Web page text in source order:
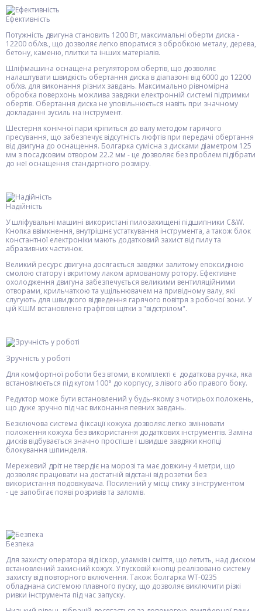
Ефективність
Потужність двигуна становить 1200 Вт, максимальні оберти диска -
12200 об/хв., що дозволяє легко впоратися з обробкою металу, дерева,
бетону, каменю, плитки та інших матеріалів.
Шліфмашина оснащена регулятором обертів, що дозволяє
налаштувати швидкість обертання диска в діапазоні від 6000 до 12200
об/хв. для виконання різних завдань. Максимально рівномірна
обробка поверхонь можлива завдяки електронній системі підтримки
обертів. Обертання диска не уповільнюється навіть при значному
докладанні зусиль на інструмент.
Шестерня конічної пари кріпиться до валу методом гарячого
пресування, що забезпечує відсутність люфтів при передачі обертання
від двигуна до оснащення. Болгарка сумісна з дисками діаметром 125
мм з посадковим отвором 22.2 мм - це дозволяє без проблем підібрати
до неї оснащення стандартного розміру.
Надійність
У шліфувальні машині використані пилозахищені підшипники C&W.
Кнопка ввімкнення, внутрішнє устаткування інструмента, а також блок
константної електроніки мають додатковий захист від пилу та
абразивних частинок.
Великий ресурс двигуна досягається завдяки залитому епоксидною
смолою статору і вкритому лаком армованому ротору. Ефективне
охолодження двигуна забезпечується великими вентиляційними
отворами, крильчаткою та ущільнювачем на привідному валу, які
слугують для швидкого відведення гарячого повітря з робочої зони. У
цій КШМ встановлено графітові щітки з "відстрілом".
Зручність у роботі
Для комфортної роботи без втоми, в комплекті є додаткова ручка, яка
встановлюється під кутом 100° до корпусу, з лівого або правого боку.
Редуктор може бути встановлений у будь-якому з чотирьох положень,
що дуже зручно під час виконання певних завдань.
Безключова система фіксації кожуха дозволяє легко змінювати
положення кожуха без використання додаткових інструментів. Заміна
дисків відбувається значно простіше і швидше завдяки кнопці
блокування шпинделя.
Мережевий дріт не твердіє на морозі та має довжину 4 метри, що
дозволяє працювати на достатній відстані від розетки без
використання подовжувача. Посилений у місці стику з інструментом
- це запобігає появі розривів та заломів.
Безпека
Для захисту оператора від іскор, уламків і сміття, що летить, над диском
встановлений захисний кожух. У пусковій кнопці реалізовано систему
захисту від повторного включення. Також болгарка WT-0235
обладнана системою плавного пуску, що дозволяє виключити різкі
ривки інструмента під час запуску.